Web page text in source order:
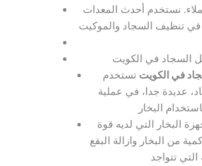
نستخدم أحدث المعدات
السجاد في الكويت
في الكويت تستخدم
عديدة جدا، في عملية
البخار
البخار التي لديه قوة
من البخار وازالة البقع
التي تتواجد